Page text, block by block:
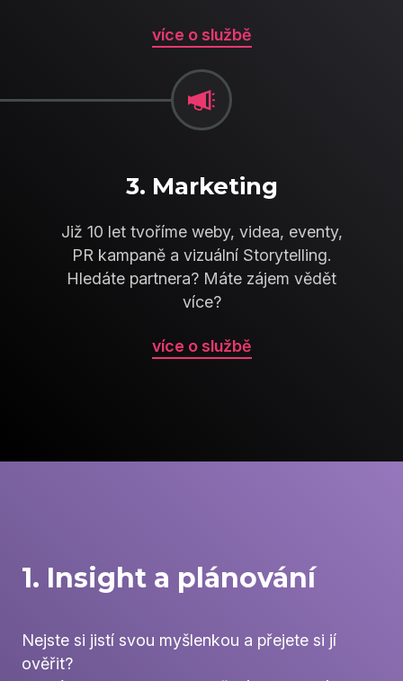
více o službě
3. Marketing
Již 10 let tvoříme weby, videa, eventy,
PR kampaně a vizuální Storytelling.
Hledáte partnera? Máte zájem vědět
více?
více o službě
1. Insight a plánování
Nejste si jistí svou myšlenkou a přejete si jí
ověřit?